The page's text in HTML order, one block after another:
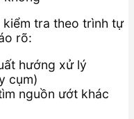
kiểm tra theo trình tự
rõ:
hướng xử lý
cụm)
nguồn ướt khác